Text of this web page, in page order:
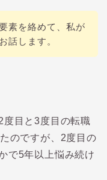
素を絡めて、私が
話します。
度目と3度目の転職
のですが、2度目の
で5年以上悩み続け